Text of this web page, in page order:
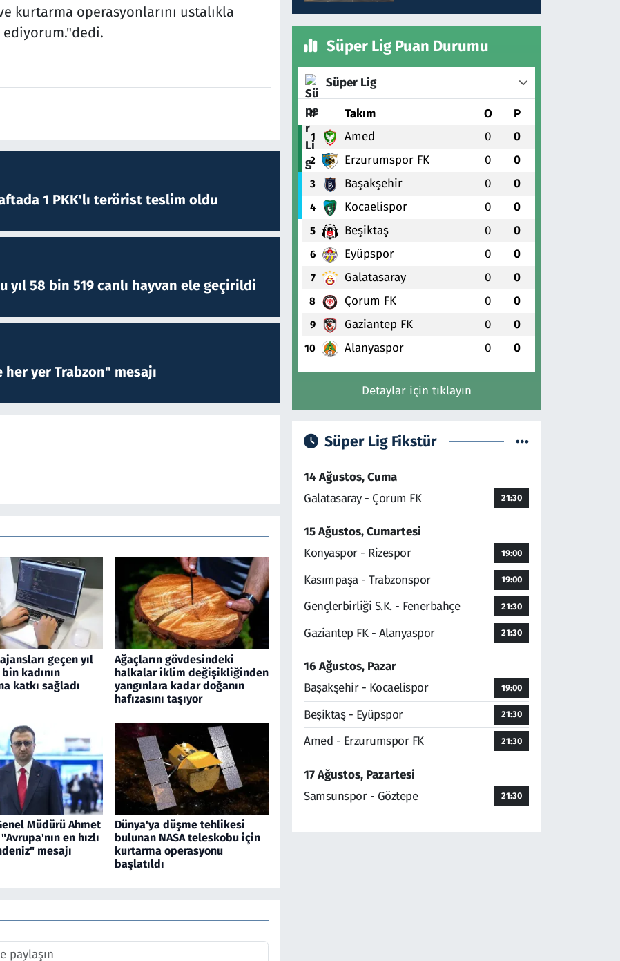
kurtarma operasyonlarını ustalıkla
ediyorum."dedi.
1 PKK'lı terörist teslim oldu
yıl 58 bin 519 canlı hayvan ele geçirildi
yer Trabzon" mesajı
geçen yıl
kadının
katkı sağladı
Ağaçların gövdesindeki
halkalar iklim değişikliğinden
yangınlara kadar doğanın
hafızasını taşıyor
Müdürü Ahmet
en hızlı
mesajı
Dünya'ya düşme tehlikesi
bulunan NASA teleskobu için
kurtarma operasyonu
başlatıldı
Süper Lig Puan Durumu
Süper Lig
# Takım O P
1 Amed 0 0
2 Erzurumspor FK 0 0
3 Başakşehir 0 0
4 Kocaelispor 0 0
5 Beşiktaş 0 0
6 Eyüpspor 0 0
7 Galatasaray 0 0
8 Çorum FK 0 0
9 Gaziantep FK 0 0
10 Alanyaspor 0 0
Detaylar için tıklayın
Süper Lig Fikstür
14 Ağustos, Cuma
Galatasaray - Çorum FK
21:30
15 Ağustos, Cumartesi
Konyaspor - Rizespor
19:00
Kasımpaşa - Trabzonspor 19:00
Gençlerbirliği S.K. - Fenerbahçe 21:30
Gaziantep FK - Alanyaspor 21:30
16 Ağustos, Pazar
Başakşehir - Kocaelispor
19:00
Beşiktaş - Eyüpspor 21:30
Amed - Erzurumspor FK 21:30
17 Ağustos, Pazartesi
Samsunspor - Göztepe
21:30